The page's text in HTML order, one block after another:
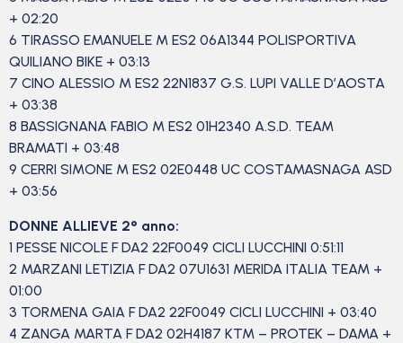
+ 02:20
6 TIRASSO EMANUELE M ES2 06A1344 POLISPORTIVA
QUILIANO BIKE + 03:13
7 CINO ALESSIO M ES2 22N1837 G.S. LUPI VALLE D’AOSTA
+ 03:38
8 BASSIGNANA FABIO M ES2 01H2340 A.S.D. TEAM
BRAMATI + 03:48
9 CERRI SIMONE M ES2 02E0448 UC COSTAMASNAGA ASD
+ 03:56
DONNE ALLIEVE 2° anno:
1 PESSE NICOLE F DA2 22F0049 CICLI LUCCHINI 0:51:11
2 MARZANI LETIZIA F DA2 07U1631 MERIDA ITALIA TEAM +
01:00
3 TORMENA GAIA F DA2 22F0049 CICLI LUCCHINI + 03:40
4 ZANGA MARTA F DA2 02H4187 KTM – PROTEK – DAMA +